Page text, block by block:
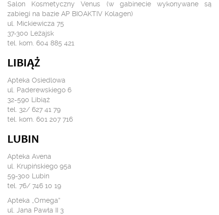
Salon Kosmetyczny Venus (w gabinecie wykonywane są
zabiegi na bazie AP BIOAKTIV Kolagen)
ul. Mickiewicza 75
37-300 Leżajsk
tel. kom. 604 885 421
LIBIĄŻ
Apteka Osiedlowa
ul. Paderewskiego 6
32-590 Libiąż
tel. 32/ 627 41 79
tel. kom. 601 207 716
LUBIN
Apteka Avena
ul. Krupińskiego 95a
59-300 Lubin
tel. 76/ 746 10 19
Apteka „Omega”
ul. Jana Pawła II 3